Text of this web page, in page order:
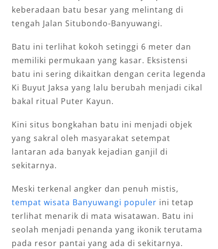
keberadaan batu besar yang melintang di
tengah Jalan Situbondo-Banyuwangi.
Batu ini terlihat kokoh setinggi 6 meter dan
memiliki permukaan yang kasar. Eksistensi
batu ini sering dikaitkan dengan cerita legenda
Ki Buyut Jaksa yang lalu berubah menjadi cikal
bakal ritual Puter Kayun.
Kini situs bongkahan batu ini menjadi objek
yang sakral oleh masyarakat setempat
lantaran ada banyak kejadian ganjil di
sekitarnya.
Meski terkenal angker dan penuh mistis,
tempat wisata Banyuwangi populer ini tetap
terlihat menarik di mata wisatawan. Batu ini
seolah menjadi penanda yang ikonik terutama
pada resor pantai yang ada di sekitarnya.